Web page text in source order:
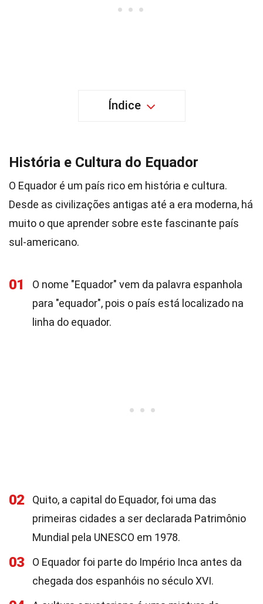
Índice
História e Cultura do Equador
O Equador é um país rico em história e cultura.
Desde as civilizações antigas até a era moderna, há
muito o que aprender sobre este fascinante país
sul-americano.
01
O nome "Equador" vem da palavra espanhola
para "equador", pois o país está localizado na
linha do equador.
02
Quito, a capital do Equador, foi uma das
primeiras cidades a ser declarada Patrimônio
Mundial pela UNESCO em 1978.
03
O Equador foi parte do Império Inca antes da
chegada dos espanhóis no século XVI.